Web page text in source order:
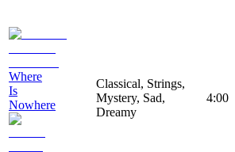
Where
Is
Nowhere
Classical, Strings,
Mystery, Sad,
Dreamy
4:00